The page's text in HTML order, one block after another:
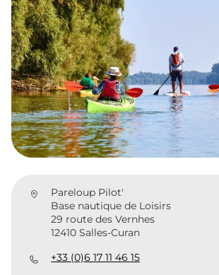
Pareloup Pilot'
Base nautique de Loisirs
29 route des Vernhes
12410 Salles-Curan
+33 (0)6 17 11 46 15